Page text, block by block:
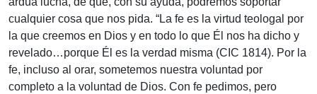
cualquier cosa que nos pida. “La fe es la virtud teologal por
la que creemos en Dios y en todo lo que Él nos ha dicho y
revelado…porque Él es la verdad misma (CIC 1814). Por la
fe, incluso al orar, sometemos nuestra voluntad por
completo a la voluntad de Dios. Con fe pedimos, pero